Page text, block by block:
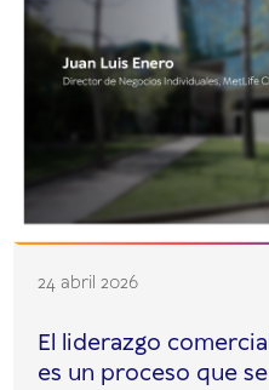
24 abril 2026
El liderazgo
es un proceso que